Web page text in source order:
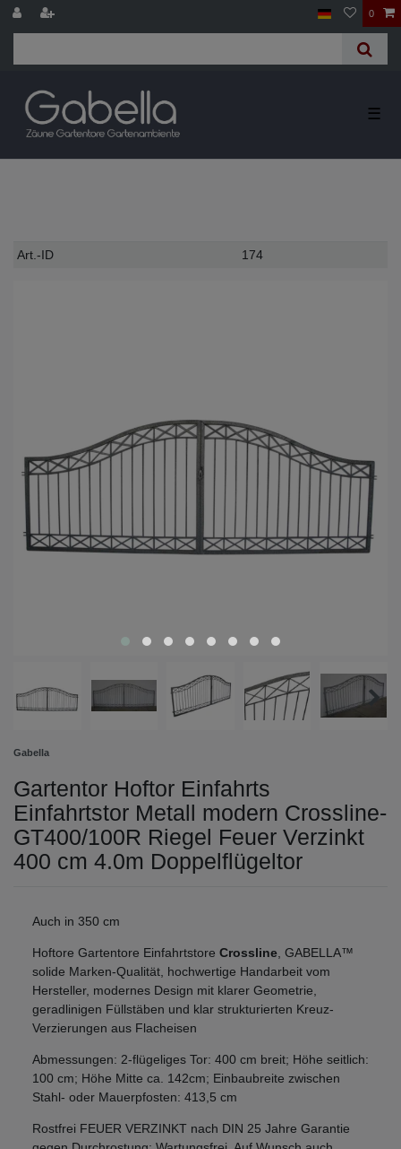
0
☰
Technisches
Wert
Art.-ID 174
Gabella
Gartentor Hoftor Einfahrts
Einfahrtstor Metall modern Crossline-
GT400/100R Riegel Feuer Verzinkt
400 cm 4.0m Doppelflügeltor
Auch in 350 cm
Hoftore Gartentore Einfahrtstore Crossline , GABELLA™
solide Marken-Qualität, hochwertige Handarbeit vom
Hersteller, modernes Design mit klarer Geometrie,
geradlinigen Füllstäben und klar strukturierten Kreuz-
Verzierungen aus Flacheisen
Abmessungen: 2-flügeliges Tor: 400 cm breit; Höhe seitlich:
100 cm; Höhe Mitte ca. 142cm; Einbaubreite zwischen
Stahl- oder Mauerpfosten: 413,5 cm
Rostfrei FEUER VERZINKT nach DIN 25 Jahre Garantie